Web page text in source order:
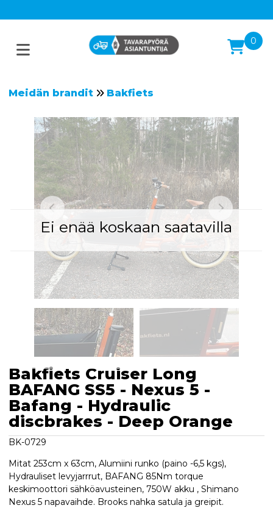
0
Meidän brandit Bakfiets
Ei enää koskaan saatavilla
Bakfiets Cruiser Long
BAFANG SS5 - Nexus 5 -
Bafang - Hydraulic
discbrakes - Deep Orange
BK-0729
Mitat 253cm x 63cm, Alumiini runko (paino -6,5 kgs),
Hydrauliset levyjarrrut, BAFANG 85Nm torque
keskimoottori sähköavusteinen, 750W akku , Shimano
Nexus 5 napavaihde. Brooks nahka satula ja greipit.